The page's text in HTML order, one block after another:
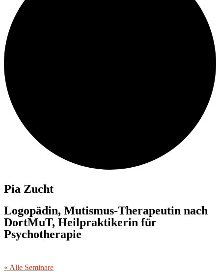
Pia Zucht
Logopädin, Mutismus-Therapeutin nach
DortMuT, Heilpraktikerin für
Psychotherapie
« Alle Seminare